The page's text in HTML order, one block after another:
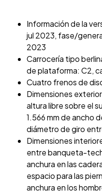
Información de la
jul 2023, fase/
2023
Carrocería tipo
de plataforma: C2,
Cuatro frenos de
Dimensiones
altura libre sobre el
1.566 mm de ancho
diámetro de giro
Dimensiones
entre banqueta-
anchura en las
espacio para las
anchura en los